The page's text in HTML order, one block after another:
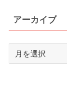
アーカイブ